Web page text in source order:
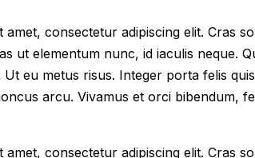
amet, consectetur adipiscing elit. Cras
ut elementum nunc, id iaculis neque.
eu metus risus. Integer porta felis
arcu. Vivamus et orci bibendum,
amet, consectetur adipiscing elit. Cras